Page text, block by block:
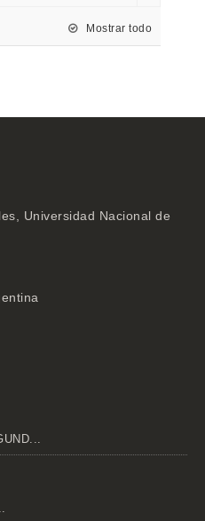
Mostrar todo
Universidad Nacional de